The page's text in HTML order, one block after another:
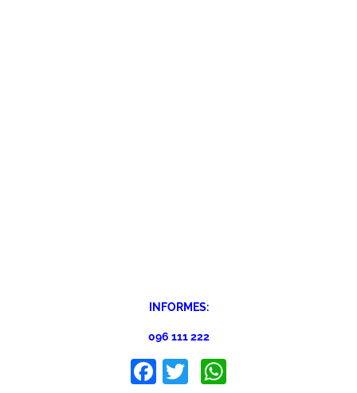
INFORMES:
096 111 222
Facebook
Twitter